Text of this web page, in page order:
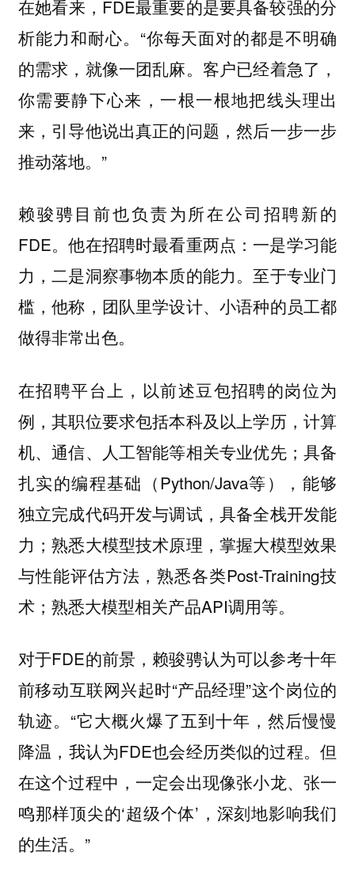
在她看来，FDE最重要的是要具备较强的分
析能力和耐心。“你每天面对的都是不明确
的需求，就像一团乱麻。客户已经着急了，
你需要静下心来，一根一根地把线头理出
来，引导他说出真正的问题，然后一步一步
推动落地。”
赖骏骋目前也负责为所在公司招聘新的
FDE。他在招聘时最看重两点：一是学习能
力，二是洞察事物本质的能力。至于专业门
槛，他称，团队里学设计、小语种的员工都
做得非常出色。
在招聘平台上，以前述豆包招聘的岗位为
例，其职位要求包括本科及以上学历，计算
机、通信、人工智能等相关专业优先；具备
扎实的编程基础（Python/Java等），能够
独立完成代码开发与调试，具备全栈开发能
力；熟悉大模型技术原理，掌握大模型效果
与性能评估方法，熟悉各类Post-Training技
术；熟悉大模型相关产品API调用等。
对于FDE的前景，赖骏骋认为可以参考十年
前移动互联网兴起时“产品经理”这个岗位的
轨迹。“它大概火爆了五到十年，然后慢慢
降温，我认为FDE也会经历类似的过程。但
在这个过程中，一定会出现像张小龙、张一
鸣那样顶尖的‘超级个体’，深刻地影响我们
的生活。”